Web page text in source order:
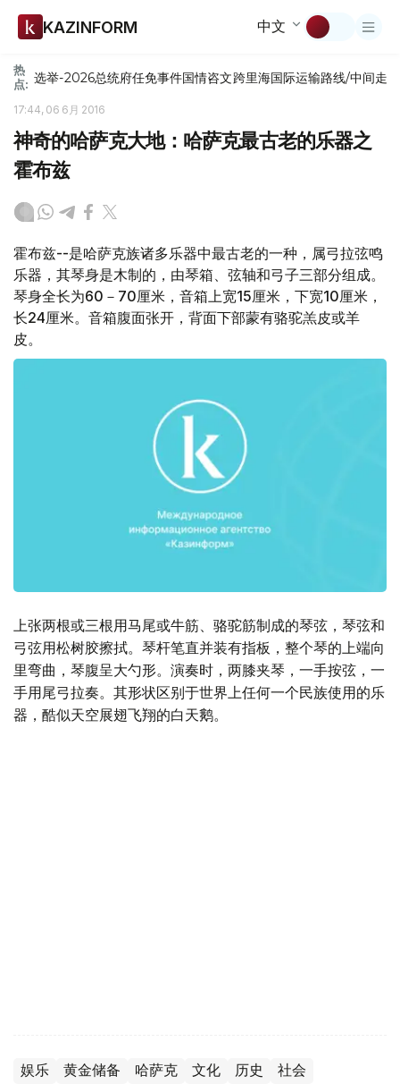
KAZINFORM 中文
热
点: 选举-2026总统府任免事件国情咨文跨里海国际运输路线/中间走廊
17:44, 06 6月 2016
神奇的哈萨克大地：哈萨克最古老的乐器之
霍布兹
霍布兹--是哈萨克族诸多乐器中最古老的一种，属弓拉弦鸣
乐器，其琴身是木制的，由琴箱、弦轴和弓子三部分组成。
琴身全长为60－70厘米，音箱上宽15厘米，下宽10厘米，
长24厘米。音箱腹面张开，背面下部蒙有骆驼羔皮或羊
皮。
上张两根或三根用马尾或牛筋、骆驼筋制成的琴弦，琴弦和
弓弦用松树胶擦拭。琴杆笔直并装有指板，整个琴的上端向
里弯曲，琴腹呈大勺形。演奏时，两膝夹琴，一手按弦，一
手用尾弓拉奏。其形状区别于世界上任何一个民族使用的乐
器，酷似天空展翅飞翔的白天鹅。
娱乐 黄金储备 哈萨克 文化 历史 社会